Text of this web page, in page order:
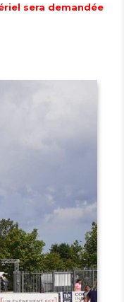
sera demandée